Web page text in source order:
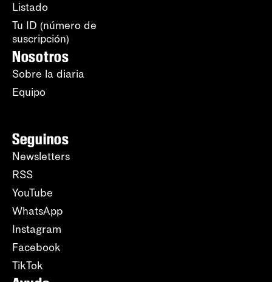
Listado
Tu ID (número de
suscripción)
Nosotros
Sobre la diaria
Equipo
Seguinos
Newsletters
RSS
YouTube
WhatsApp
Instagram
Facebook
TikTok